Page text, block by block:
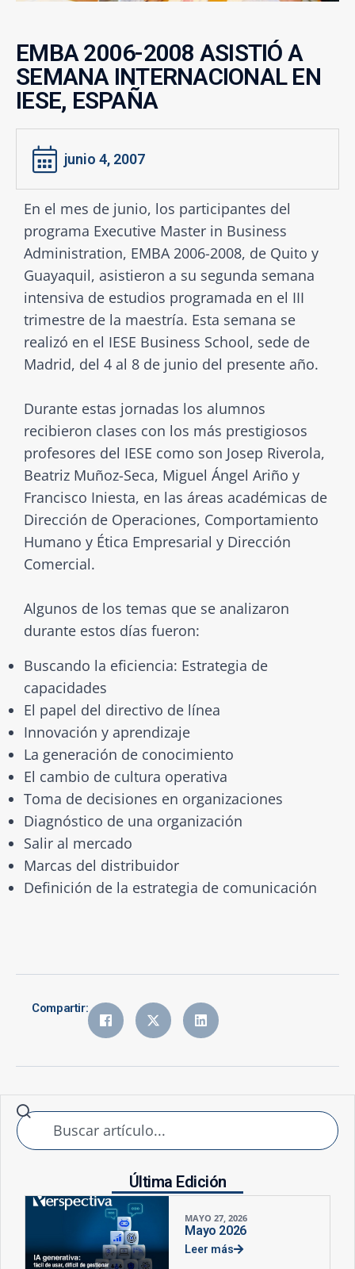
EMBA 2006-2008 ASISTIÓ A
SEMANA INTERNACIONAL EN
IESE, ESPAÑA
junio 4, 2007
En el mes de junio, los participantes del
programa Executive Master in Business
Administration, EMBA 2006-2008, de Quito y
Guayaquil, asistieron a su segunda semana
intensiva de estudios programada en el III
trimestre de la maestría. Esta semana se
realizó en el IESE Business School, sede de
Madrid, del 4 al 8 de junio del presente año.
Durante estas jornadas los alumnos
recibieron clases con los más prestigiosos
profesores del IESE como son Josep Riverola,
Beatriz Muñoz-Seca, Miguel Ángel Ariño y
Francisco Iniesta, en las áreas académicas de
Dirección de Operaciones, Comportamiento
Humano y Ética Empresarial y Dirección
Comercial.
Algunos de los temas que se analizaron
durante estos días fueron:
Buscando la eficiencia: Estrategia de
capacidades
El papel del directivo de línea
Innovación y aprendizaje
La generación de conocimiento
El cambio de cultura operativa
Toma de decisiones en organizaciones
Diagnóstico de una organización
Salir al mercado
Marcas del distribuidor
Definición de la estrategia de comunicación
Compartir:
Última Edición
MAYO 27, 2026
Mayo 2026
Leer más